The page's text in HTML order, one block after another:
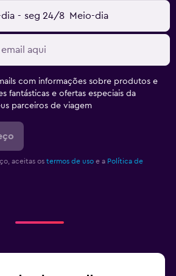
- seg 24/8 Meio-dia
com informações sobre produtos e
fantásticas e ofertas especiais da
parceiros de viagem
aceitas os termos de uso e a Política de